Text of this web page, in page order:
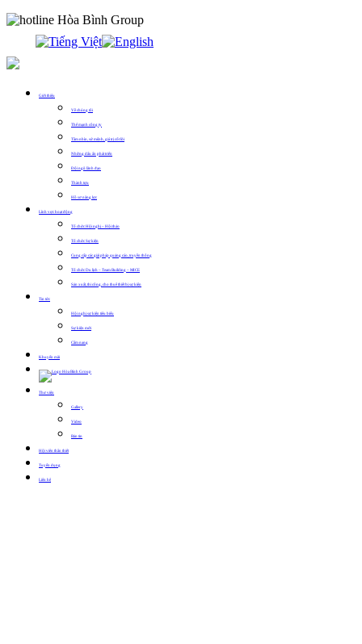
Giới thiệu
Về chúng tôi
Thế mạnh công ty
Tầm nhìn, sứ mệnh, giá trị cốt lõi
Những dấu ấn phát triển
Đội ngũ lãnh đạo
Thành tựu
Hồ sơ năng lực
Lĩnh vực hoạt động
Tổ chức Hội nghị – Hội thảo
Tổ chức Sự kiện
Cung cấp các giải pháp quảng cáo, truyền thông
Tổ chức Du lịch – Team Building – MICE
Sản xuất, thi công, cho thuê thiết bị sự kiện
Tin tức
Hội nghị sự kiện tiêu biểu
Sự kiện mới
Cẩm nang
Khuyến mãi
Thư viện
Gallery
Video
Bản tin
Hội viên thân thiết
Tuyển dụng
Liên hệ